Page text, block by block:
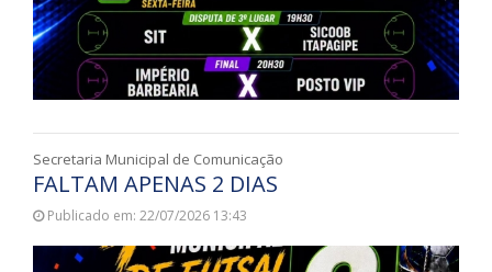
Secretaria Municipal de Comunicação
FALTAM APENAS 2 DIAS
Publicado em: 22/07/2026 13:43